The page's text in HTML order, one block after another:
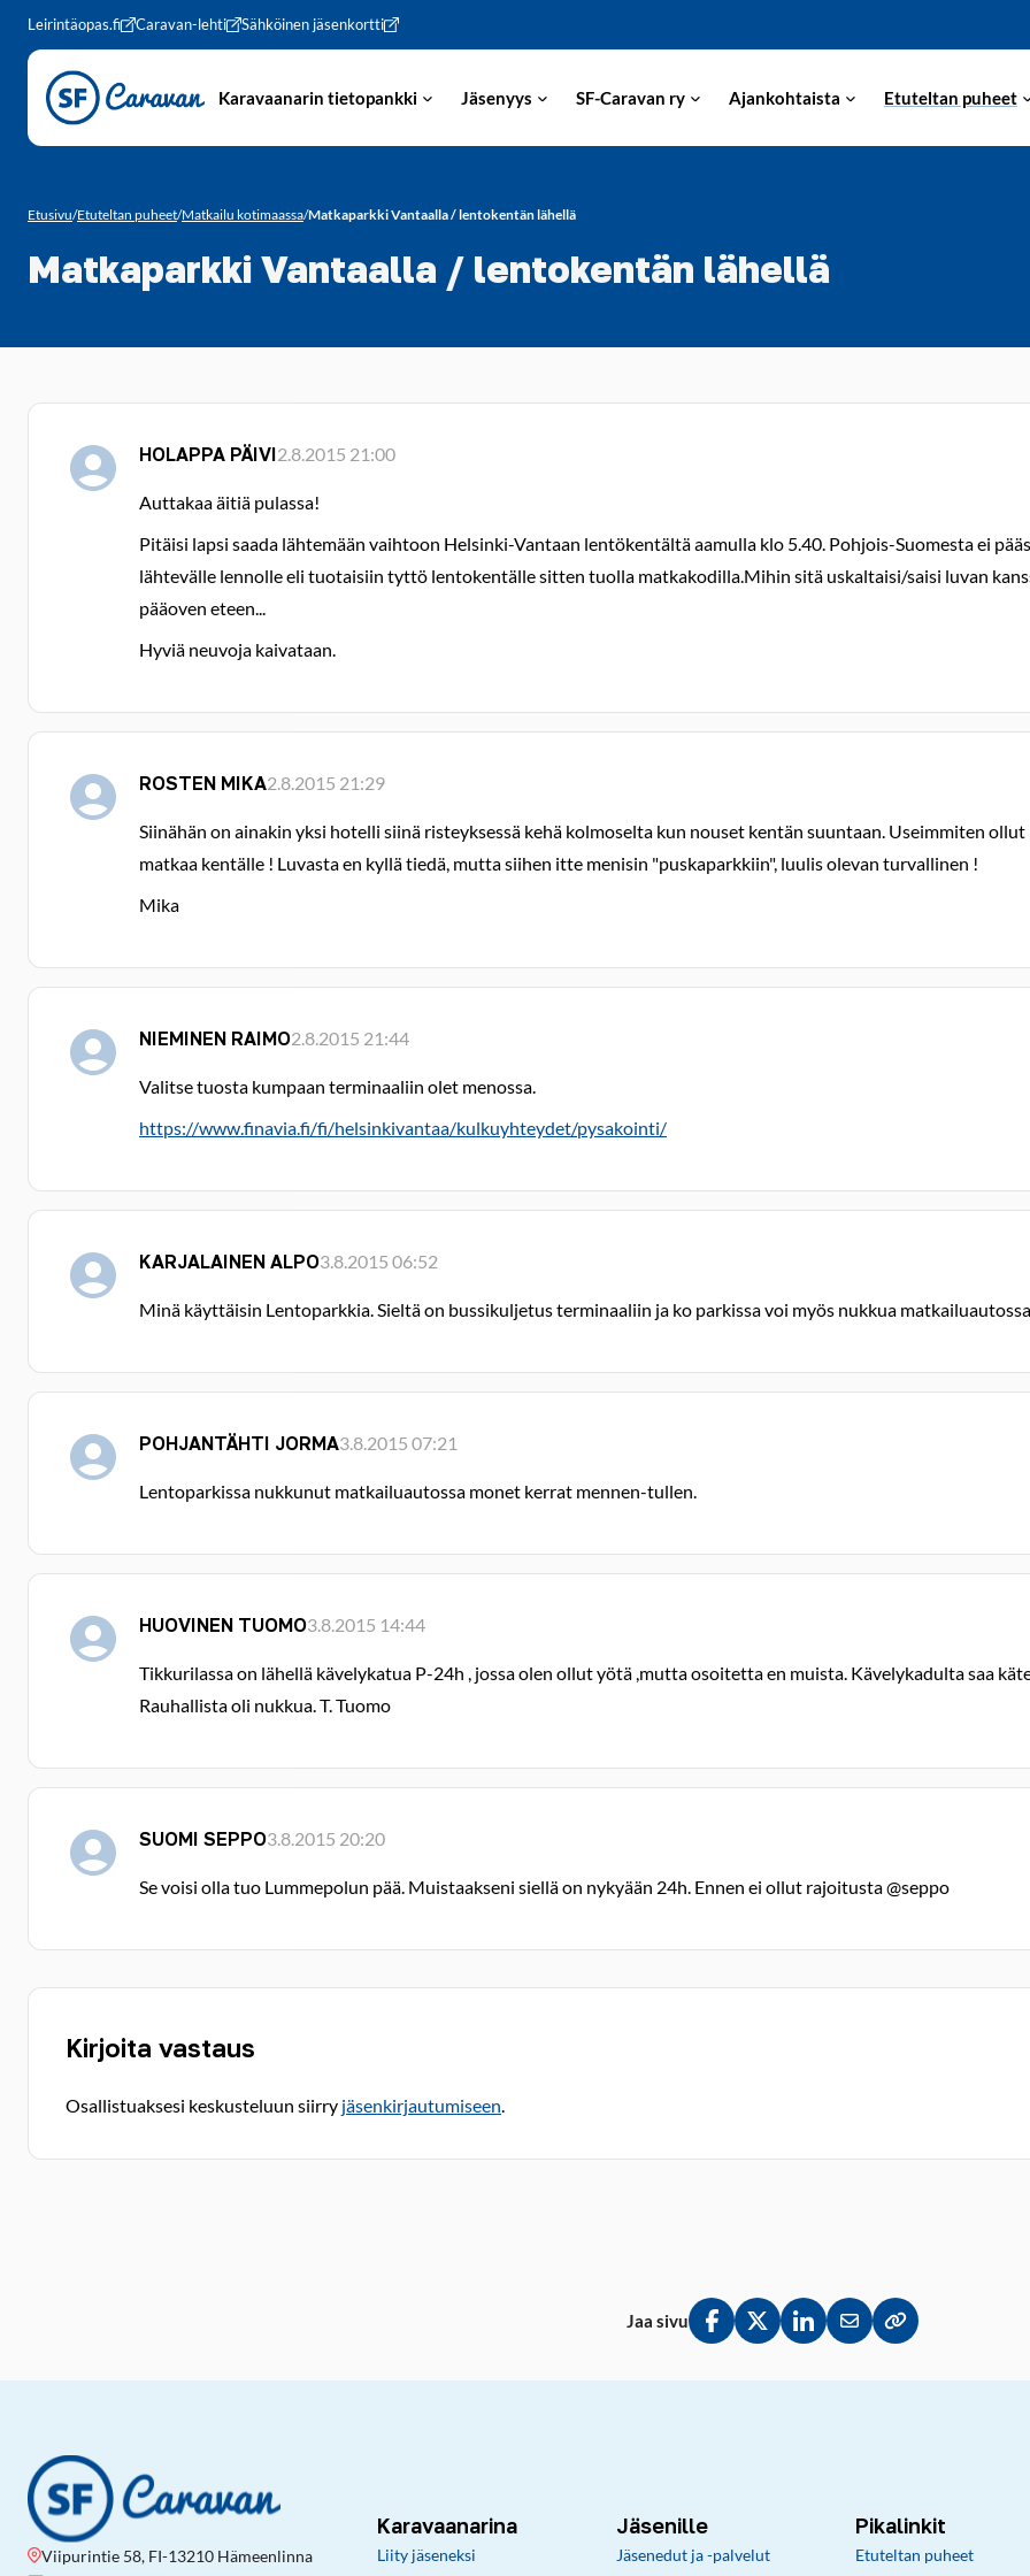
Siirry sivun sisältöön
Leirintäopas.fi Caravan-lehti Sähköinen jäsenkortti
Karavaanarin tietopankki Jäsenyys SF-Caravan ry Ajankohtaista Etuteltan puheet
Etusivu/Etuteltan puheet/Matkailu kotimaassa/Matkaparkki Vantaalla / lentokentän lähellä
Matkaparkki Vantaalla / lentokentän lähellä
HOLAPPA PÄIVI2.8.2015 21:00
Auttakaa äitiä pulassa!
Pitäisi lapsi saada lähtemään vaihtoon Helsinki-Vantaan lentökentältä aamulla klo 5.40. Pohjois-Suomesta ei
lähtevälle lennolle eli tuotaisiin tyttö lentokentälle sitten tuolla matkakodilla.Mihin sitä uskaltaisi/saisi luvan
pääoven eteen...
Hyviä neuvoja kaivataan.
ROSTEN MIKA2.8.2015 21:29
Siinähän on ainakin yksi hotelli siinä risteyksessä kehä kolmoselta kun nouset kentän suuntaan. Useimmiten
matkaa kentälle ! Luvasta en kyllä tiedä, mutta siihen itte menisin "puskaparkkiin", luulis olevan turvallinen !
Mika
NIEMINEN RAIMO2.8.2015 21:44
Valitse tuosta kumpaan terminaaliin olet menossa.
https://www.finavia.fi/fi/helsinkivantaa/kulkuyhteydet/pysakointi/
KARJALAINEN ALPO3.8.2015 06:52
Minä käyttäisin Lentoparkkia. Sieltä on bussikuljetus terminaaliin ja ko parkissa voi myös nukkua
POHJANTÄHTI JORMA3.8.2015 07:21
Lentoparkissa nukkunut matkailuautossa monet kerrat mennen-tullen.
HUOVINEN TUOMO3.8.2015 14:44
Tikkurilassa on lähellä kävelykatua P-24h , jossa olen ollut yötä ,mutta osoitetta en muista. Kävelykadulta saa
Rauhallista oli nukkua. T. Tuomo
SUOMI SEPPO3.8.2015 20:20
Se voisi olla tuo Lummepolun pää. Muistaakseni siellä on nykyään 24h. Ennen ei ollut rajoitusta @seppo
Kirjoita vastaus
Osallistuaksesi keskusteluun siirry jäsenkirjautumiseen.
Jaa sivu
Jaa Facebookissa
Jaa Twitterissä
Jaa LinkedInissä
Jaa sähköpostitse
Kopioi linkki
Viipurintie 58, FI-13210 Hämeenlinna
Karavaanarina
Liity jäseneksi
Jäsenille
Jäsenedut ja -palvelut
Pikalinkit
Etuteltan puheet